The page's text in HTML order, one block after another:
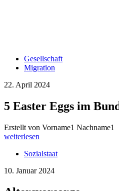
Gesellschaft
Migration
22. April 2024
5 Easter Eggs im
Erstellt von Vorname1 Nachname1
weiterlesen
Sozialstaat
10. Januar 2024